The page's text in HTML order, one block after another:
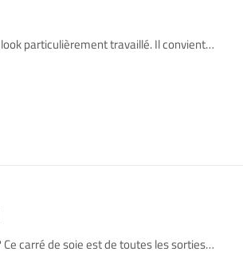
particulièrement travaillé. Il convient…
carré de soie est de toutes les sorties…